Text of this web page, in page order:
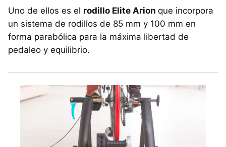
Uno de ellos es el rodillo Elite Arion que incorpora
un sistema de rodillos de 85 mm y 100 mm en
forma parabólica para la máxima libertad de
pedaleo y equilibrio.